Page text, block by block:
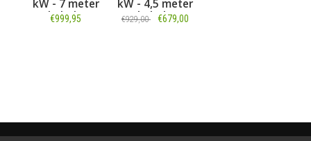
kW - 7 meter
kabel -
Loadbalancing
€999,95
kW - 4,5 meter
kabel -
Loadbalancing
€929,00 €679,00